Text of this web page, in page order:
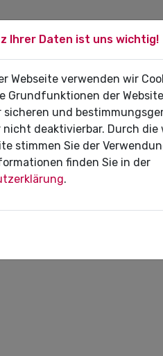
FÜR
Ihrer Daten ist uns wichtig!
Webseite verwenden wir
Grundfunktionen der
sicheren und
nicht deaktivierbar. Durch
stimmen Sie der
finden Sie in der
.